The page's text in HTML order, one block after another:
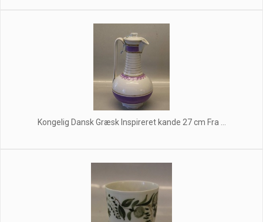
Kongelig Dansk Græsk Inspireret kande 27 cm Fra ...